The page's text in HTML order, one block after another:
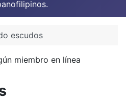
escudos
miembro en línea